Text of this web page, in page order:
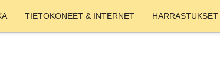
TIETOKONEET & INTERNET HARRASTUKSET